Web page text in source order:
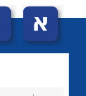
לכל מוצרי היצרן